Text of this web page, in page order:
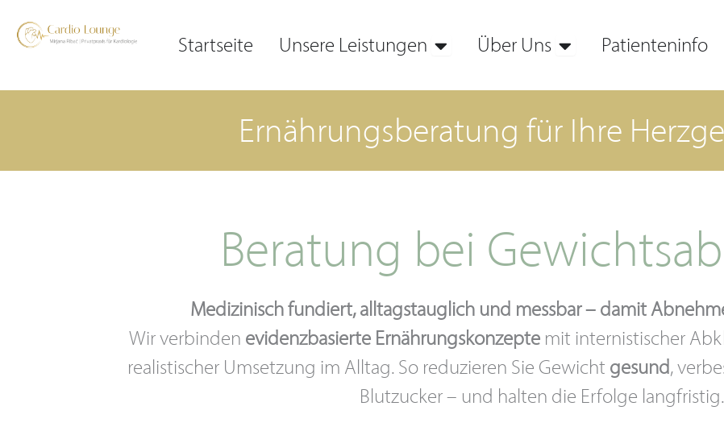
springen
Inhalt
springen
Startseite Unsere Leistungen Öffne Unsere Leistungen
Über Uns Öffne Über Uns
Patienteninfo
Ernährungsberatung für Ihre
Beratung bei
Medizinisch fundiert, alltagstauglich und messbar – damit
Wir verbinden evidenzbasierte Ernährungskonzepte mit internistischer
realistischer Umsetzung im Alltag. So reduzieren Sie Gewicht gesund,
Blutzucker – und halten die Erfolge langfristig.